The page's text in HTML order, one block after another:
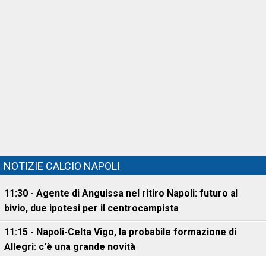
NOTIZIE CALCIO NAPOLI
11:30 - Agente di Anguissa nel ritiro Napoli: futuro al
bivio, due ipotesi per il centrocampista
11:15 - Napoli-Celta Vigo, la probabile formazione di
Allegri: c'è una grande novità